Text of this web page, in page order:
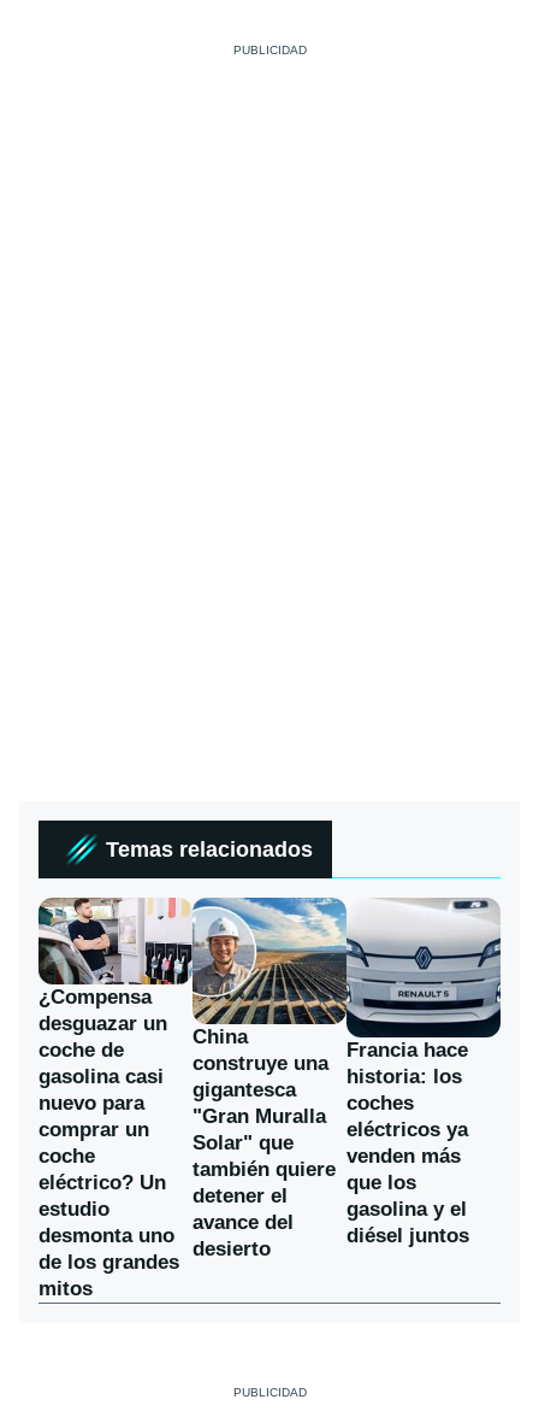
Temas relacionados
¿Compensa
desguazar un
coche de
gasolina casi
nuevo para
comprar un
coche
eléctrico? Un
estudio
desmonta uno
de los grandes
mitos
China
construye una
gigantesca
"Gran Muralla
Solar" que
también quiere
detener el
avance del
desierto
Francia hace
historia: los
coches
eléctricos ya
venden más
que los
gasolina y el
diésel juntos